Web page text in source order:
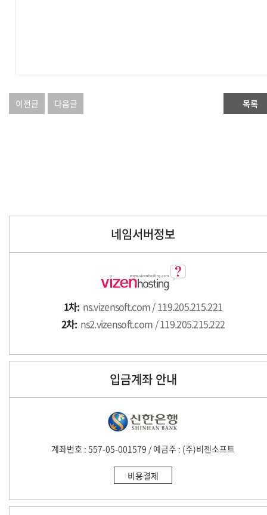
이전글 다음글 목록
네임서버정보
1차: ns.vizensoft.com / 119.205.215.221
2차: ns2.vizensoft.com / 119.205.215.222
입금계좌 안내
계좌번호 : 557-05-001579 / 예금주 : (주)비젠소프트
비용결제